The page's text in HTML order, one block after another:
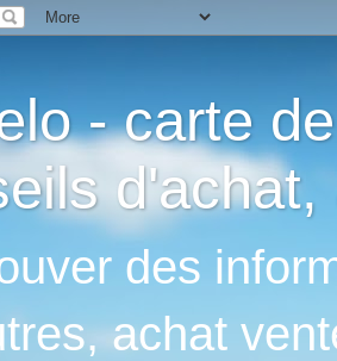
- carte
des
achat